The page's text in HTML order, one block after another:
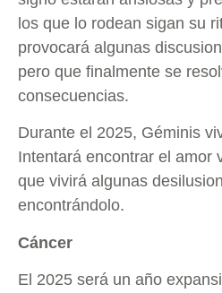
los que lo rodean sigan su
provocará algunas
pero que finalmente se
consecuencias.
Durante el 2025, Géminis
Intentará encontrar el amor
que vivirá algunas
encontrándolo.
Cáncer
El 2025 será un año